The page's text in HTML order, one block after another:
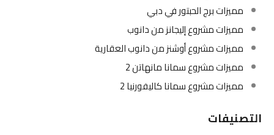
مميزات برج الحبتور في دبي
مميزات مشروع إليجانز من دانوب
مميزات مشروع أوشنز من دانوب العقارية
مميزات مشروع سمانا مانهاتن 2
مميزات مشروع سمانا كاليفورنيا 2
التصنيفات